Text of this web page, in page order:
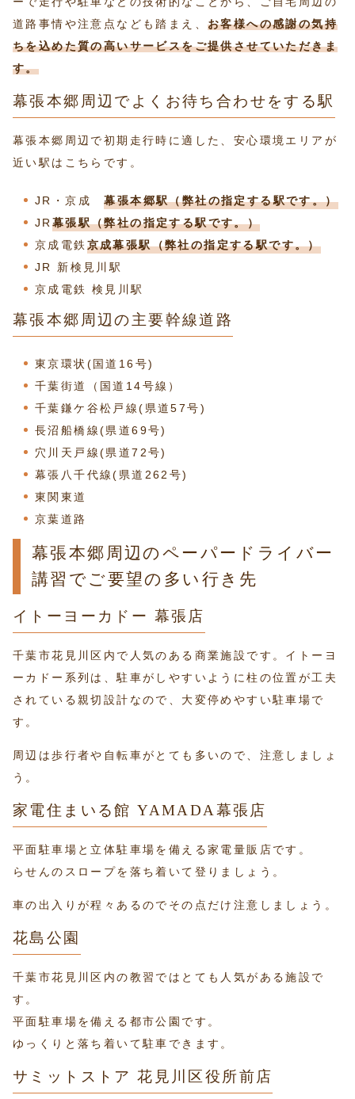
道路事情や注意点なども踏まえ、 お客様への感謝の気持
ちを込めた質の高いサービスをご提供させていただきま
す。
幕張本郷周辺でよくお待ち合わせをする駅
幕張本郷周辺で初期走行時に適した、安心環境エリアが
近い駅はこちらです。
JR・京成幕張本郷駅（弊社の指定する駅です。）
JR 幕張駅（弊社の指定する駅です。）
京成電鉄 京成幕張駅（弊社の指定する駅です。）
JR 新検見川駅
京成電鉄 検見川駅
幕張本郷周辺の主要幹線道路
東京環状(国道16号)
千葉街道（国道14号線）
千葉鎌ケ谷松戸線(県道57号)
長沼船橋線(県道69号)
穴川天戸線(県道72号)
幕張八千代線(県道262号)
東関東道
京葉道路
幕張本郷周辺のペーパードライバー
講習でご要望の多い行き先
イトーヨーカドー 幕張店
千葉市花見川区内で人気のある商業施設です。イトーヨ
ーカドー系列は、駐車がしやすいように柱の位置が工夫
されている親切設計なので、大変停めやすい駐車場で
す。
周辺は歩行者や自転車がとても多いので、注意しましょ
う。
家電住まいる館 YAMADA幕張店
平面駐車場と立体駐車場を備える家電量販店です。
らせんのスロープを落ち着いて登りましょう。
車の出入りが程々あるのでその点だけ注意しましょう。
花島公園
千葉市花見川区内の教習ではとても人気がある施設で
す。
平面駐車場を備える都市公園です。
ゆっくりと落ち着いて駐車できます。
サミットストア 花見川区役所前店